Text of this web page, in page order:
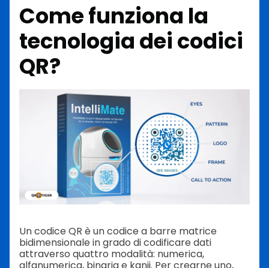
Come funziona la
tecnologia dei codici
QR?
Un codice QR è un codice a barre matrice
bidimensionale in grado di codificare dati
attraverso quattro modalità: numerica,